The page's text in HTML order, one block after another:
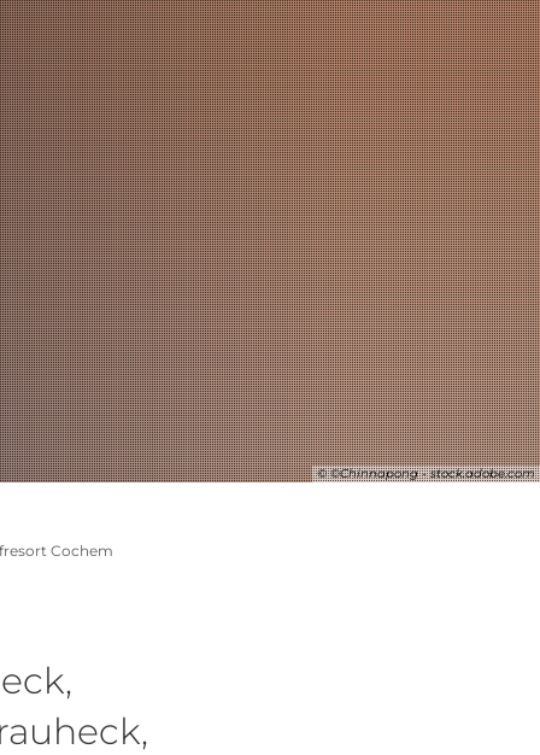
SUCHE
© ©Chinnapong - stock.adobe.com
Cochem